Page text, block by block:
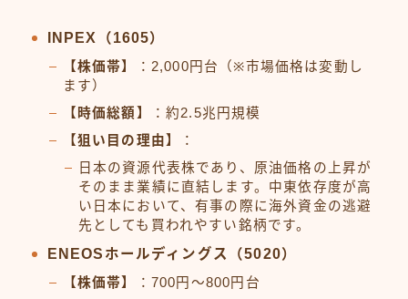
INPEX（1605）
【株価帯】
：2,000円台（※市場価格は変動し
ます）
【時価総額】
：約2.5兆円規模
【狙い目の理由】
：
日本の資源代表株であり、原油価格の上昇が
そのまま業績に直結します。中東依存度が高
い日本において、有事の際に海外資金の逃避
先としても買われやすい銘柄です。
ENEOSホールディングス（5020）
【株価帯】
：700円〜800円台